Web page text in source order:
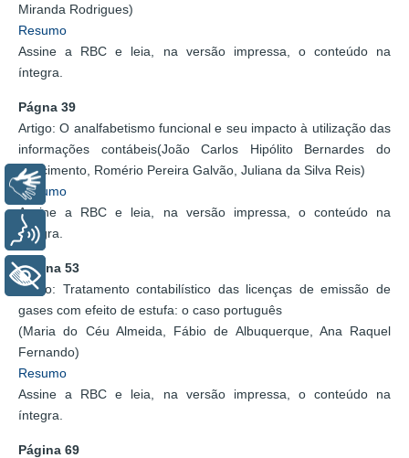
Miranda Rodrigues)
Resumo
Assine a RBC e leia, na versão impressa, o conteúdo na
íntegra.
Págna 39
Artigo: O analfabetismo funcional e seu impacto à utilização das
informações contábeis(João Carlos Hipólito Bernardes do
Nascimento, Romério Pereira Galvão, Juliana da Silva Reis)
Resumo
Assine a RBC e leia, na versão impressa, o conteúdo na
íntegra.
Página 53
Artigo: Tratamento contabilístico das licenças de emissão de
gases com efeito de estufa: o caso português
(Maria do Céu Almeida, Fábio de Albuquerque, Ana Raquel
Fernando)
Resumo
Assine a RBC e leia, na versão impressa, o conteúdo na
íntegra.
Página 69
+ Acessibilidade